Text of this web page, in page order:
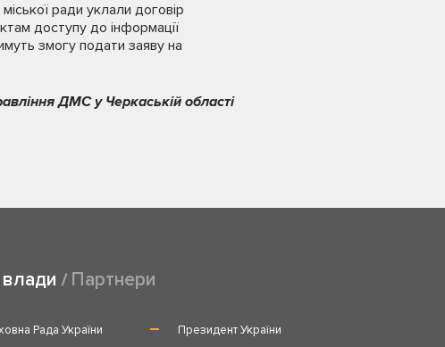
ради уклали договір
доступу до інформації
змогу подати заяву на
ДМС у Черкаській області
Партнери
Рада України Президент України